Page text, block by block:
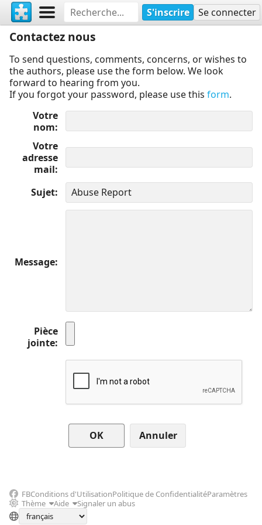
S'inscrire Se connecter
Contactez nous
To send questions, comments, concerns, or wishes to
the authors, please use the form below. We look
forward to hearing from you.
If you forgot your password, please use this form.
Votre
nom
Votre
adresse
mail
Sujet
Message
Pièce
jointe
Annuler
FBConditions d'UtilisationPolitique de ConfidentialitéParamètres
Thème
Aide Signaler un abus